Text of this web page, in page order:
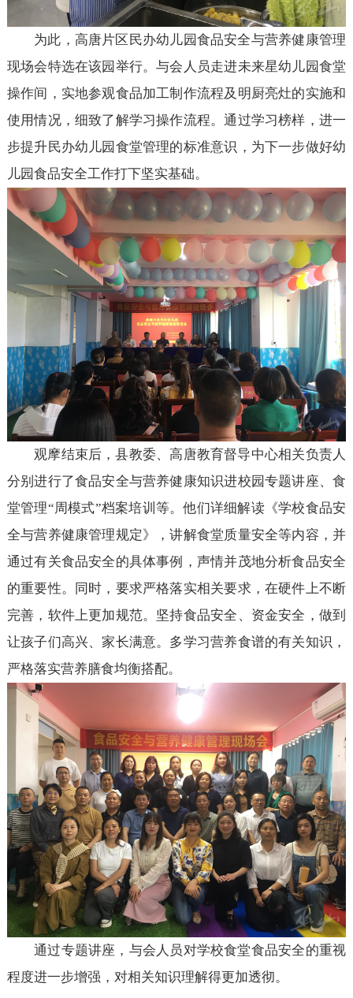
为此，高唐片区民办幼儿园食品安全与营养健康管理
现场会特选在该园举行。与会人员走进未来星幼儿园食堂
操作间，实地参观食品加工制作流程及明厨亮灶的实施和
使用情况，细致了解学习操作流程。通过学习榜样，进一
步提升民办幼儿园食堂管理的标准意识，为下一步做好幼
儿园食品安全工作打下坚实基础。
观摩结束后，县教委、高唐教育督导中心相关负责人
分别进行了食品安全与营养健康知识进校园专题讲座、食
堂管理“周模式”档案培训等。他们详细解读《学校食品安
全与营养健康管理规定》，讲解食堂质量安全等内容，并
通过有关食品安全的具体事例，声情并茂地分析食品安全
的重要性。同时，要求严格落实相关要求，在硬件上不断
完善，软件上更加规范。坚持食品安全、资金安全，做到
让孩子们高兴、家长满意。多学习营养食谱的有关知识，
严格落实营养膳食均衡搭配。
通过专题讲座，与会人员对学校食堂食品安全的重视
程度进一步增强，对相关知识理解得更加透彻。